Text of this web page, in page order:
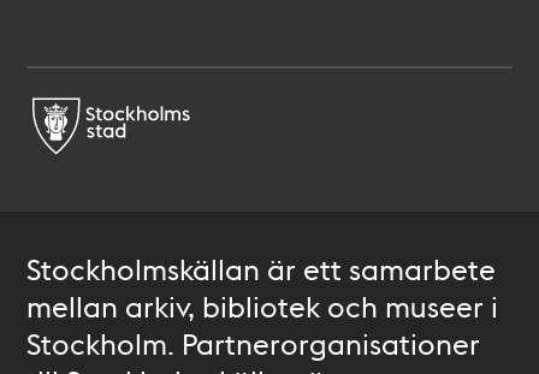
Stockholmskällan är ett samarbete
mellan arkiv, bibliotek och museer i
Stockholm. Partnerorganisationer